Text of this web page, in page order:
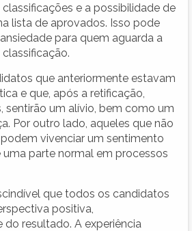
e a possibilidade de
lista de aprovados. Isso pode
para quem aguarda a
que anteriormente estavam
e que, após a retificação,
sentirão um alívio, bem como um
Por outro lado, aqueles que não
vivenciar um sentimento
uma parte normal em processos
que todos os candidatos
positiva,
resultado. A experiência